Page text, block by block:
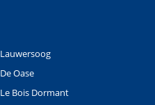
Lauwersoog
De Oase
Le Bois Dormant